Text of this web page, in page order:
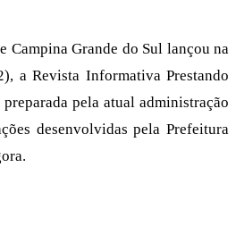
Campina Grande do Sul lançou na
a Revista Informativa Prestando
pela atual administração
desenvolvidas pela Prefeitura